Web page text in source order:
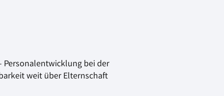
Personalentwicklung bei der
weit über Elternschaft